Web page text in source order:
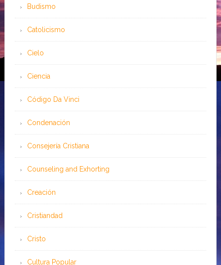
Budismo
Catolicismo
Cielo
Ciencia
Código Da Vinci
Condenación
Consejería Cristiana
Counseling and Exhorting
Creación
Cristiandad
Cristo
Cultura Popular